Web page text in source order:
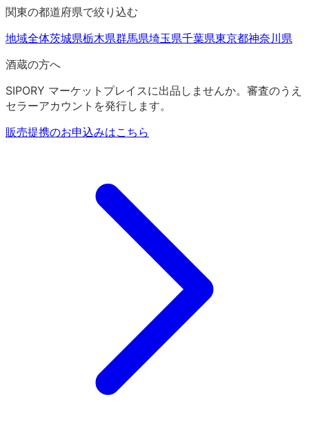
関東の都道府県で絞り込む
地域全体茨城県栃木県群馬県埼玉県千葉県東京都神奈川県
酒蔵の方へ
SIPORY マーケットプレイスに出品しませんか。審査のうえ
セラーアカウントを発行します。
販売提携のお申込みはこちら